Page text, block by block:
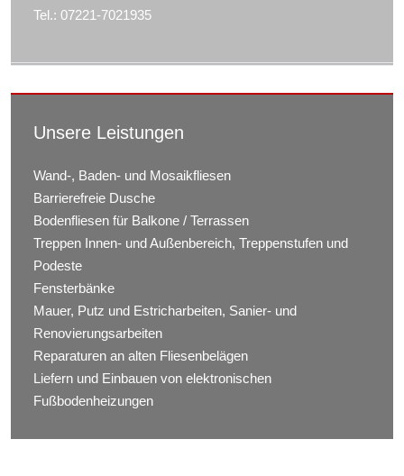
Tel.: 07221-7021935
Unsere Leistungen
Wand-, Baden- und Mosaikfliesen
Barrierefreie Dusche
Bodenfliesen für Balkone / Terrassen
Treppen Innen- und Außenbereich, Treppenstufen und
Podeste
Fensterbänke
Mauer, Putz und Estricharbeiten, Sanier- und
Renovierungsarbeiten
Reparaturen an alten Fliesenbelägen
Liefern und Einbauen von elektronischen
Fußbodenheizungen